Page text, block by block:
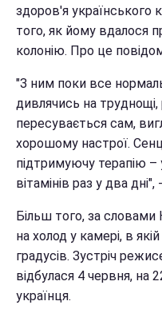
здоров'я українського
того, як йому вдалося
колонію. Про це
"З ним поки все
дивлячись на
пересувається сам,
хорошому настрої.
підтримуючу терапію –
вітамінів раз у два дні",
Більш того, за
на холод у камері, в
градусів. Зустріч
відбулася 4 червня, на
українця.